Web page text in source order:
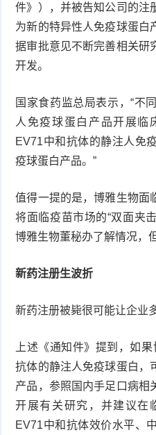
件》），并被告知公司的注
为新的特异性人免疫球蛋白
据审批意见不断完善相关研
开发。
国家食药监总局表示，“不
人免疫球蛋白产品开展临
EV71中和抗体的静注人免
疫球蛋白产品。”
值得一提的是，博雅生物面
将面临疫苗市场的“双面夹
博雅生物董秘办了解情况，
新药注册生波折
新药注册被毙很可能让企业
上述《通知件》提到，如
抗体的静注人免疫球蛋白，
产品，参照国内手足口病相
开展有关研究，并建议在
EV71中和抗体效价水平、